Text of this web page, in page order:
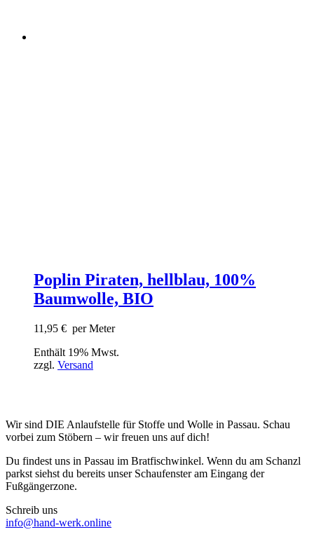
Poplin Piraten, hellblau, 100%
Baumwolle, BIO
11,95 € per Meter
Enthält 19% Mwst.
zzgl. Versand
Wir sind DIE Anlaufstelle für Stoffe und Wolle in Passau. Schau
vorbei zum Stöbern – wir freuen uns auf dich!
Du findest uns in Passau im Bratfischwinkel. Wenn du am Schanzl
parkst siehst du bereits unser Schaufenster am Eingang der
Fußgängerzone.
Schreib uns
info@hand-werk.online